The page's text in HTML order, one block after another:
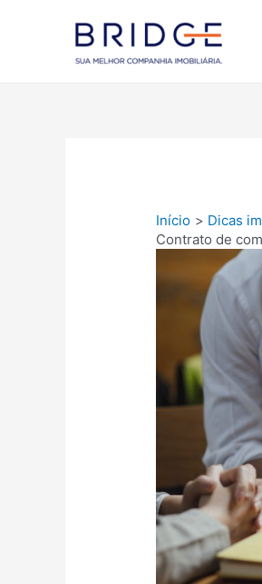
Início
Dicas
Contrato de